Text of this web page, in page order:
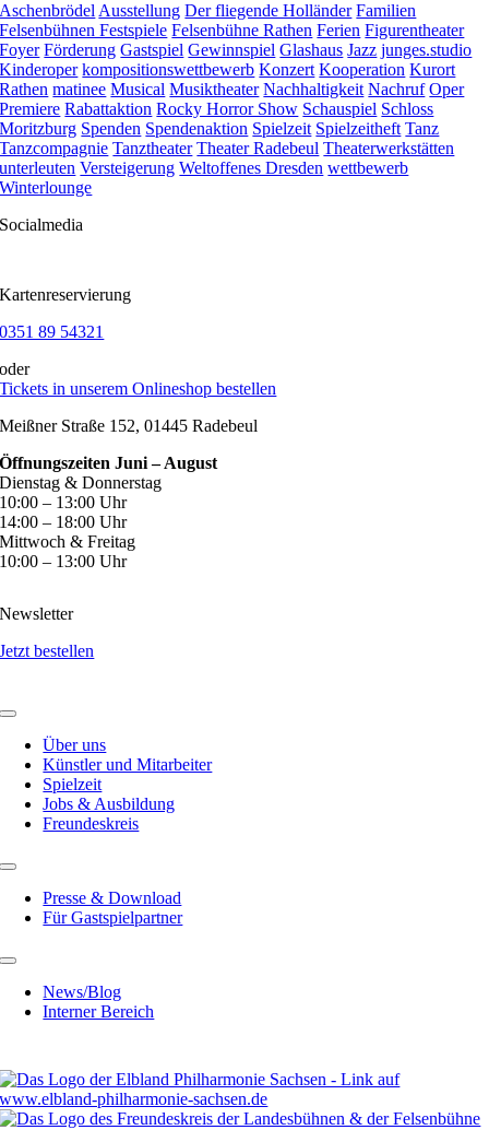
Aschenbrödel Ausstellung Der fliegende Holländer Familien
Felsenbühnen Festspiele Felsenbühne Rathen Ferien Figurentheater
Foyer Förderung Gastspiel Gewinnspiel Glashaus Jazz junges.studio
Kinderoper kompositionswettbewerb Konzert Kooperation Kurort
Rathen matinee Musical Musiktheater Nachhaltigkeit Nachruf Oper
Premiere Rabattaktion Rocky Horror Show Schauspiel Schloss
Moritzburg Spenden Spendenaktion Spielzeit Spielzeitheft Tanz
Tanzcompagnie Tanztheater Theater Radebeul Theaterwerkstätten
unterleuten Versteigerung Weltoffenes Dresden wettbewerb
Winterlounge
Socialmedia
Kartenreservierung
0351 89 54321
oder
Tickets in unserem Onlineshop bestellen
Meißner Straße 152, 01445 Radebeul
Öffnungszeiten Juni – August
Dienstag & Donnerstag
10:00 – 13:00 Uhr
14:00 – 18:00 Uhr
Mittwoch & Freitag
10:00 – 13:00 Uhr
Newsletter
Jetzt bestellen
Über uns
Künstler und Mitarbeiter
Spielzeit
Jobs & Ausbildung
Freundeskreis
Presse & Download
Für Gastspielpartner
News/Blog
Interner Bereich